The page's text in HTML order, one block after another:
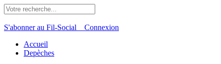
S'abonner au Fil-Social Connexion
Accueil
Depèches